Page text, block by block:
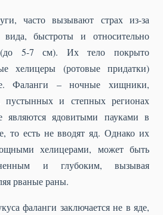
часто вызывают страх из-за
вида, быстроты и относительно
(до 5-7 см). Их тело покрыто
хелицеры (ротовые придатки)
Фаланги – ночные хищники,
и степных регионах
являются ядовитыми пауками в
то есть не вводят яд. Однако их
хелицерами, может быть
и глубоким, вызывая
рваные раны.
фаланги заключается не в яде,